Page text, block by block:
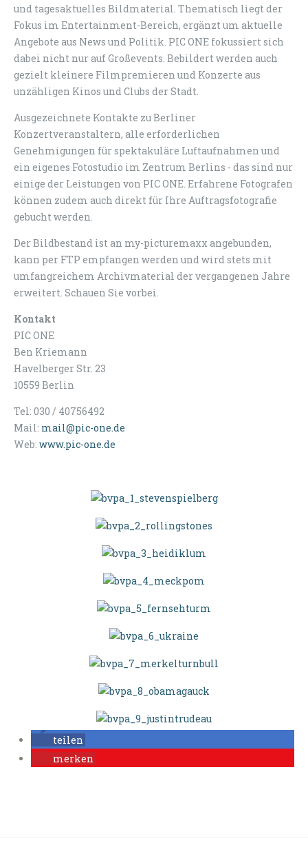
und tagesaktuelles Bildmaterial. Thematisch liegt der
Fokus im Entertainment-Bereich, ergänzt um aktuelle
Angebote aus News und Politik. PIC ONE fokussiert sich
dabei nicht nur auf Großevents. Bebildert werden auch
gezielt kleinere Filmpremieren und Konzerte aus
unzähligen Kinos und Clubs der Stadt.
Ausgezeichnete Kontakte zu Berliner
Konzertveranstaltern, alle erforderlichen
Genehmigungen für spektakuläre Luftaufnahmen und
ein eigenes Fotostudio im Zentrum Berlins - das sind nur
einige der Leistungen von PIC ONE. Erfahrene Fotografen
können zudem auch direkt für Ihre Auftragsfotografie
gebucht werden.
Der Bildbestand ist an my-picturemaxx angebunden,
kann per FTP empfangen werden und wird stets mit
umfangreichem Archivmaterial der vergangenen Jahre
erweitert. Schauen Sie vorbei.
Kontakt
PIC ONE
Ben Kriemann
Havelberger Str. 23
10559 Berlin
Tel: 030 / 40756492
Mail: mail@pic-one.de
Web: www.pic-one.de
teilen
merken